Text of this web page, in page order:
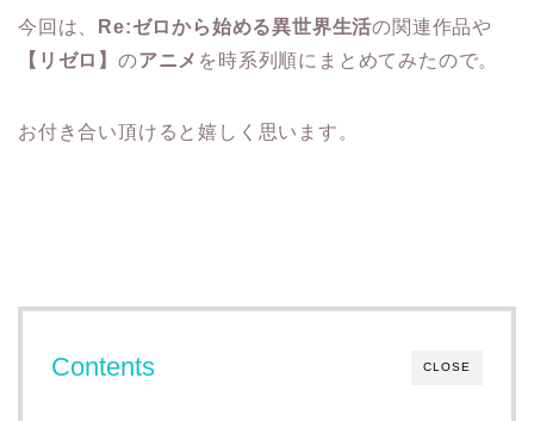
今回は、 Re:ゼロから始める異世界生活の関連作品や
【リゼロ】 のアニメ を時系列順にまとめてみたので。
お付き合い頂けると嬉しく思います。
CLOSE
Contents